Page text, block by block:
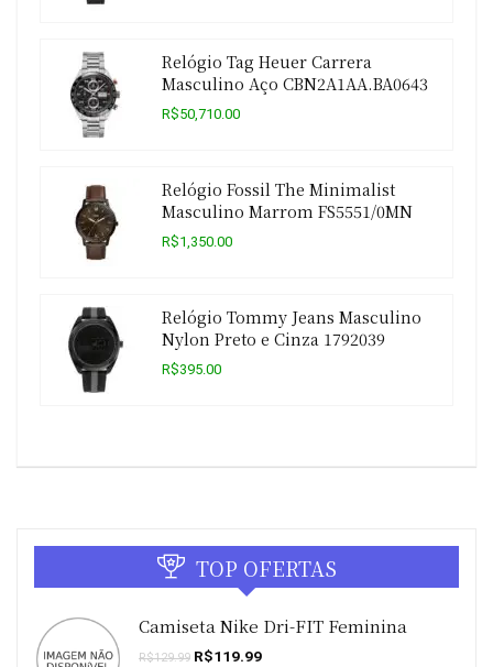
Relógio Tag Heuer Carrera
Masculino Aço CBN2A1AA.BA0643
R$50,710.00
Relógio Fossil The Minimalist
Masculino Marrom FS5551/0MN
R$1,350.00
Relógio Tommy Jeans Masculino
Nylon Preto e Cinza 1792039
R$395.00
TOP OFERTAS
Camiseta Nike Dri-FIT Feminina
R$129.99 O
R$119.99O